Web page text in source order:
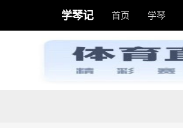
学琴记 首页 学琴